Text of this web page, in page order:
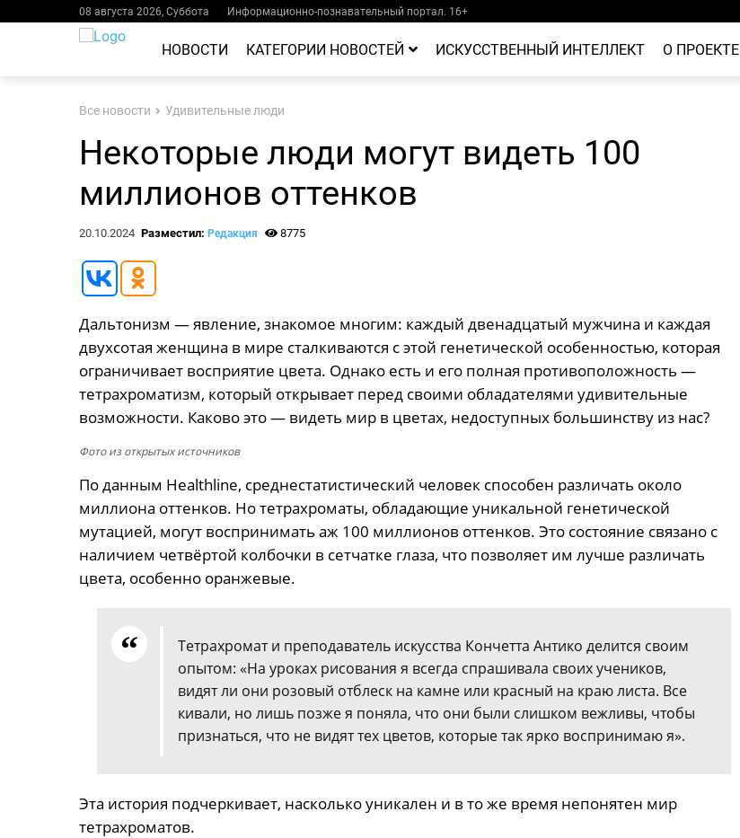
08 августа 2026, Суббота Информационно-познавательный портал. 16+
НОВОСТИ КАТЕГОРИИ НОВОСТЕЙ ИСКУССТВЕННЫЙ ИНТЕЛЛЕКТ О ПРОЕКТЕ
Все новости Удивительные люди
Некоторые люди могут видеть 100
миллионов оттенков
20.10.2024 Разместил: Редакция 8775
Дальтонизм — явление, знакомое многим: каждый двенадцатый мужчина и каждая
двухсотая женщина в мире сталкиваются с этой генетической особенностью, которая
ограничивает восприятие цвета. Однако есть и его полная противоположность —
тетрахроматизм, который открывает перед своими обладателями удивительные
возможности. Каково это — видеть мир в цветах, недоступных большинству из нас?
Фото из открытых источников
По данным Healthline, среднестатистический человек способен различать около
миллиона оттенков. Но тетрахроматы, обладающие уникальной генетической
мутацией, могут воспринимать аж 100 миллионов оттенков. Это состояние связано с
наличием четвёртой колбочки в сетчатке глаза, что позволяет им лучше различать
цвета, особенно оранжевые.
Тетрахромат и преподаватель искусства Кончетта Антико делится своим
опытом: «На уроках рисования я всегда спрашивала своих учеников,
видят ли они розовый отблеск на камне или красный на краю листа. Все
кивали, но лишь позже я поняла, что они были слишком вежливы, чтобы
признаться, что не видят тех цветов, которые так ярко воспринимаю я».
Эта история подчеркивает, насколько уникален и в то же время непонятен мир
тетрахроматов.